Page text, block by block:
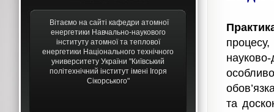
Вітаємо на сайті кафедри атомної
енергетики Навчально-наукового
інституту атомної та теплової
енергетики Національного технічного
университету України "Київський
політехнічний інститут імені Ігоря
Сікорського"
та